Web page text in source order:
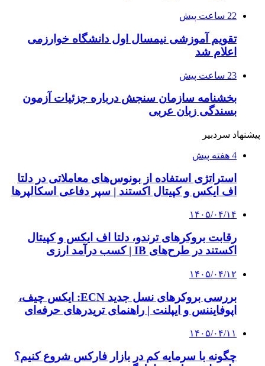
22 ساعت پیش
تقویم آموزشی نیمسال اول دانشگاه خوارزمی
اعلام شد
23 ساعت پیش
بخشنامه سازمان سنجش درباره جزئیات آزمون
بسندگی زبان عربی
پیشنهاد سردبیر
4 هفته پیش
استراتژی استفاده از بونوس‌های معاملاتی در دلتا
اف ایکس و کپیتال اکستند | سپر دفاعی اسکالپرها
۱۴۰۵/۰۴/۱۴
رقابت بروکرهای ترندو، دلتا اف ایکس و کپیتال
اکستند در طرح‌های IB | کسب درآمد ارزی
۱۴۰۵/۰۴/۱۲
بررسی بروکرهای نسل جدید ECN: ایکس چیف،
اپوفایننس و ایپلنت | راهنمای تریدرهای حرفه‌ای
۱۴۰۵/۰۴/۱۱
چگونه با سرمایه کم در بازار فارکس شروع کنیم؟